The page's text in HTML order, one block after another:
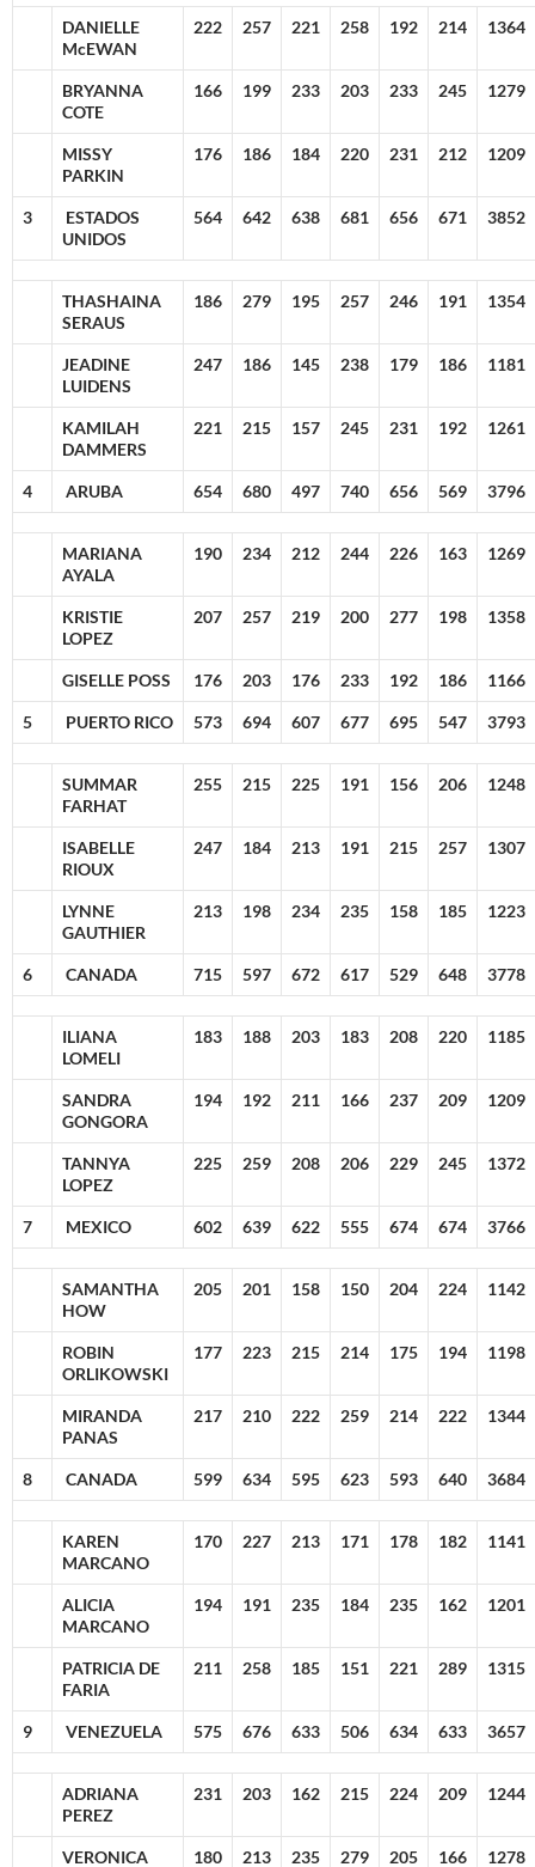
DANIELLE
McEWAN
222 257 221 258 192 214 1364
BRYANNA
COTE
166 199 233 203 233 245 1279
MISSY
PARKIN
176 186 184 220 231 212 1209
3
ESTADOS
UNIDOS
564 642 638 681 656 671 3852
THASHAINA
SERAUS
186 279 195 257 246 191 1354
JEADINE
LUIDENS
247 186 145 238 179 186 1181
KAMILAH
DAMMERS
221 215 157 245 231 192 1261
4 ARUBA 654 680 497 740 656 569 3796
MARIANA
AYALA
190 234 212 244 226 163 1269
KRISTIE
LOPEZ
207 257 219 200 277 198 1358
GISELLE POSS 176 203 176 233 192 186 1166
5 PUERTO RICO 573 694 607 677 695 547 3793
SUMMAR
FARHAT
255 215 225 191 156 206 1248
ISABELLE
RIOUX
247 184 213 191 215 257 1307
LYNNE
GAUTHIER
213 198 234 235 158 185 1223
6 CANADA 715 597 672 617 529 648 3778
ILIANA
LOMELI
183 188 203 183 208 220 1185
SANDRA
GONGORA
194 192 211 166 237 209 1209
TANNYA
LOPEZ
225 259 208 206 229 245 1372
7 MEXICO 602 639 622 555 674 674 3766
SAMANTHA
HOW
205 201 158 150 204 224 1142
ROBIN
ORLIKOWSKI
177 223 215 214 175 194 1198
MIRANDA
PANAS
217 210 222 259 214 222 1344
8 CANADA 599 634 595 623 593 640 3684
KAREN
MARCANO
170 227 213 171 178 182 1141
ALICIA
MARCANO
194 191 235 184 235 162 1201
PATRICIA DE
FARIA
211 258 185 151 221 289 1315
9 VENEZUELA 575 676 633 506 634 633 3657
ADRIANA
PEREZ
231 203 162 215 224 209 1244
VERONICA 180 213 235 279 205 166 1278